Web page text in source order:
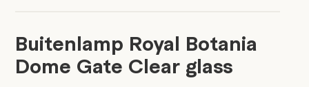
Buitenlamp Royal Botania
Dome Gate Clear glass